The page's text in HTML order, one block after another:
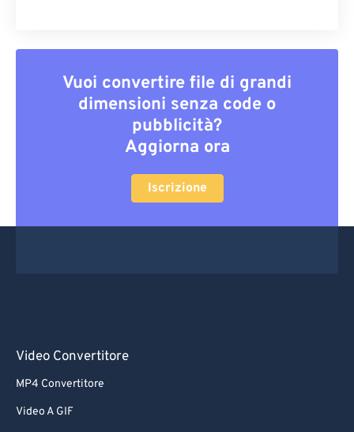
Vuoi convertire file di grandi
dimensioni senza code o
pubblicità?
Aggiorna ora
Iscrizione
Video Convertitore
MP4 Convertitore
Video A GIF